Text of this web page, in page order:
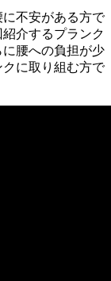
不安がある方で
介するプランク
腰への負担が少
に取り組む方で